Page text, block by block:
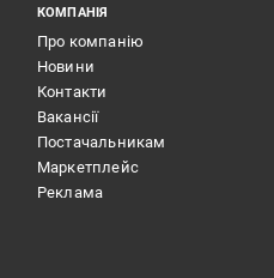
КОМПАНІЯ
Про компанію
Новини
Контакти
Вакансії
Постачальникам
Маркетплейс
Реклама